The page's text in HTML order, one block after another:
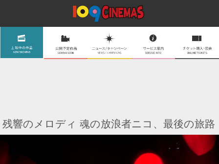
残響のメロディ 魂の放浪者ニコ、最後の旅路